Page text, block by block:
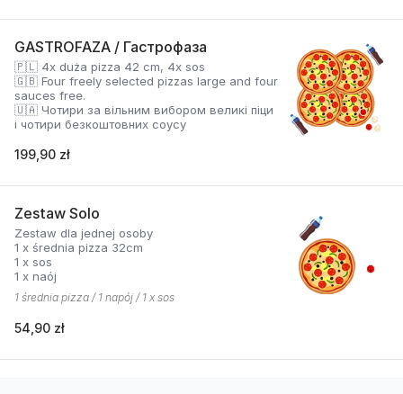
GASTROFAZA / Гастрофаза
🇵🇱 4x duża pizza 42 cm, 4x sos
🇬🇧 Four freely selected pizzas large and four
sauces free.
🇺🇦 Чотири за вільним вибором великі піци
і чотири безкоштовних соусу
199,90 zł
Zestaw Solo
Zestaw dla jednej osoby
1 x średnia pizza 32cm
1 x sos
1 x naój
1 średnia pizza / 1 napój / 1 x sos
54,90 zł